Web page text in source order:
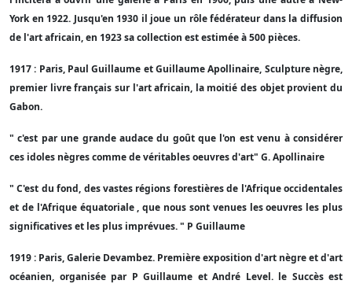
York en 1922. Jusqu'en 1930 il joue un rôle fédérateur dans la diffusion
de l'art africain, en 1923 sa collection est estimée à 500 pièces.
1917 : Paris, Paul Guillaume et Guillaume Apollinaire, Sculpture nègre,
premier livre français sur l'art africain, la moitié des objet provient du
Gabon.
" c'est par une grande audace du goût que l'on est venu à considérer
ces idoles nègres comme de véritables oeuvres d'art" G. Apollinaire
" C'est du fond, des vastes régions forestières de l'Afrique occidentales
et de l'Afrique équatoriale , que nous sont venues les oeuvres les plus
significatives et les plus imprévues. " P Guillaume
1919 : Paris, Galerie Devambez. Première exposition d'art nègre et d'art
océanien, organisée par P Guillaume et André Level. le Succès est